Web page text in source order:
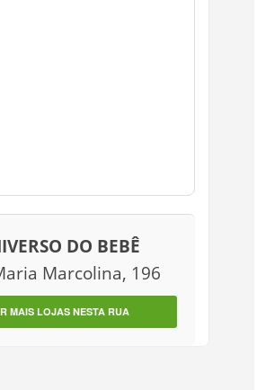
DO BEBÊ
Marcolina, 196
MAIS LOJAS NESTA RUA